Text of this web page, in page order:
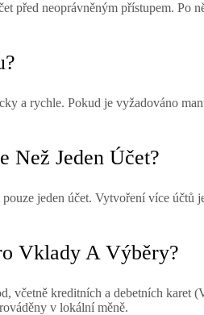
před neoprávněným přístupem.
a rychle. Pokud je vyžadováno
Jeden Účet?
jeden účet. Vytvoření více
Vklady A Výběry?
kreditních a debetních karet
v lokální měně.